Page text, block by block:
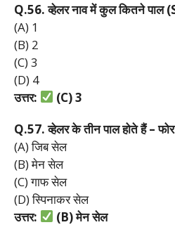
Q.56.व्हेलरनावमेंकुलकितनेपाल
(A) 1
(B) 2
(C) 3
(D) 4
उत्तर:
(C) 3
Q.57.व्हेलरकेतीनपालहोतेहैं –
(A) जिब सेल
(B) मेन सेल
(C) गाफ सेल
(D) स्पिनाकर सेल
उत्तर:
(B)मेनसेल